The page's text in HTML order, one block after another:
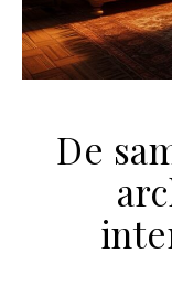
De